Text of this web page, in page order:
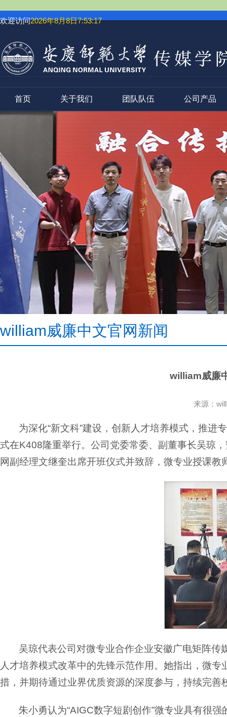
欢迎访问2026年8月8日7:53:17
首页 关于我们 团队队伍 公司产品
william威廉中文官网新闻
william威廉
来源：
为深化“新文科”建设，创新人才培养模式，推进
式在K408隆重举行。公司党委常委、副董事长吴琼
网副经理文继奎出席开班仪式并致辞，微专业授课
吴琼代表公司对微专业合作企业安徽广电矩阵传
人才培养模式改革中的先锋示范作用。她指出，微
措，并期待通过业界优质资源的深度参与，持续完善
朱小勇认为“AIGC数字短剧创作”微专业具有很